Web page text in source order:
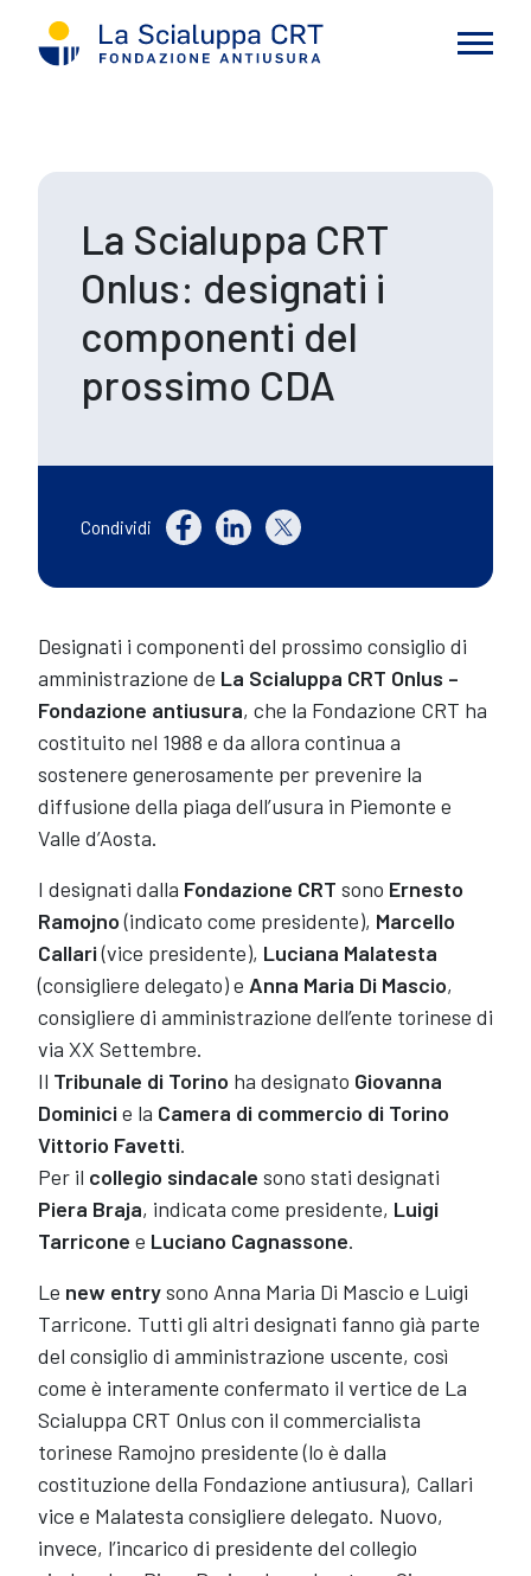
La Scialuppa CRT
Onlus: designati i
componenti del
prossimo CDA
Condividi
Designati i componenti del prossimo consiglio di
amministrazione de La Scialuppa CRT Onlus –
Fondazione antiusura, che la Fondazione CRT ha
costituito nel 1988 e da allora continua a
sostenere generosamente per prevenire la
diffusione della piaga dell’usura in Piemonte e
Valle d’Aosta.
I designati dalla Fondazione CRT sono Ernesto
Ramojno(indicato come presidente), Marcello
Callari(vice presidente), Luciana Malatesta
(consigliere delegato) e Anna Maria Di Mascio,
consigliere di amministrazione dell’ente torinese di
via XX Settembre.
Il Tribunale di Torino ha designato Giovanna
Dominicie la Camera di commercio di Torino
Vittorio Favetti.
Per il collegio sindacale sono stati designati
Piera Braja, indicata come presidente, Luigi
Tarricone e Luciano Cagnassone.
Le new entrysono Anna Maria Di Mascio e Luigi
Tarricone. Tutti gli altri designati fanno già parte
del consiglio di amministrazione uscente, così
come è interamente confermato il vertice de La
Scialuppa CRT Onlus con il commercialista
torinese Ramojno presidente (lo è dalla
costituzione della Fondazione antiusura), Callari
vice e Malatesta consigliere delegato. Nuovo,
invece, l’incarico di presidente del collegio